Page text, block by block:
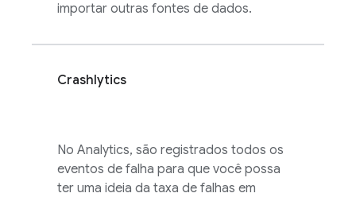
importar outras fontes de dados.
Crashlytics
No Analytics, são registrados todos os
eventos de falha para que você possa
ter uma ideia da taxa de falhas em